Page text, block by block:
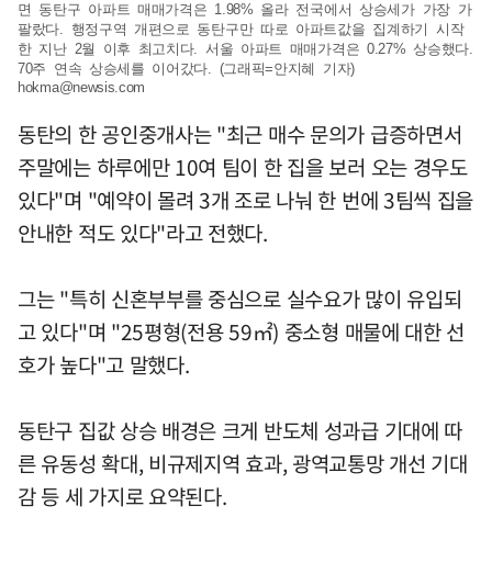
면 동탄구 아파트 매매가격은 1.98% 올라 전국에서 상승세가 가장 가
팔랐다. 행정구역 개편으로 동탄구만 따로 아파트값을 집계하기 시작
한 지난 2월 이후 최고치다. 서울 아파트 매매가격은 0.27% 상승했다.
70주 연속 상승세를 이어갔다. (그래픽=안지혜 기자)
hokma@newsis.com
동탄의 한 공인중개사는 "최근 매수 문의가 급증하면서
주말에는 하루에만 10여 팀이 한 집을 보러 오는 경우도
있다"며 "예약이 몰려 3개 조로 나눠 한 번에 3팀씩 집을
안내한 적도 있다"라고 전했다.
그는 "특히 신혼부부를 중심으로 실수요가 많이 유입되
고 있다"며 "25평형(전용 59㎡) 중소형 매물에 대한 선
호가 높다"고 말했다.
동탄구 집값 상승 배경은 크게 반도체 성과급 기대에 따
른 유동성 확대, 비규제지역 효과, 광역교통망 개선 기대
감 등 세 가지로 요약된다.